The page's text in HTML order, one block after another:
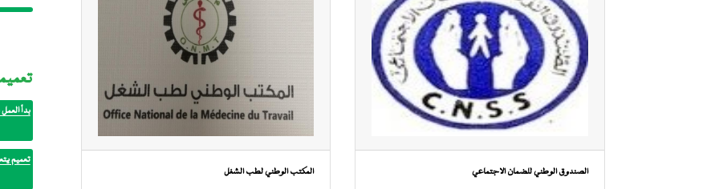
الصندوق الوطني للضمان الاجتماعي المكتب الوطني لطب الشغل
لصالح
بدأ
تعميم